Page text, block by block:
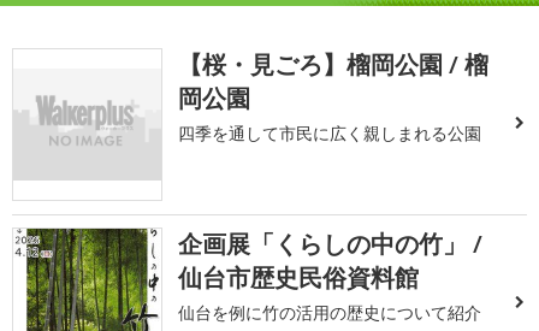
【桜・見ごろ】榴岡公園 / 榴
岡公園
四季を通して市民に広く親しまれる公園
企画展「くらしの中の竹」 /
仙台市歴史民俗資料館
仙台を例に竹の活用の歴史について紹介